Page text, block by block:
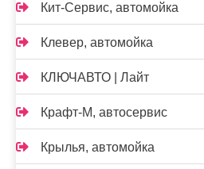
Кит-Сервис, автомойка
Клевер, автомойка
КЛЮЧАВТО | Лайт
Крафт-М, автосервис
Крылья, автомойка